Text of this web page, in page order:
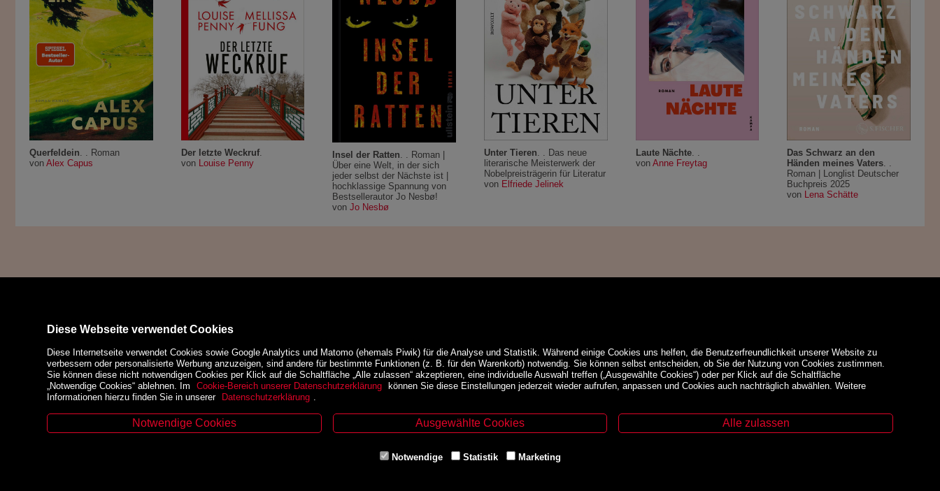
Querfeldein. . Roman
von Alex Capus
Der letzte Weckruf.
von Louise Penny
Insel der Ratten. . Roman |
Über eine Welt, in der sich
jeder selbst der Nächste ist |
hochklassige Spannung von
Bestsellerautor Jo Nesbø!
vonJo Nesbø
Unter Tieren. . Das neue
literarische Meisterwerk der
Nobelpreisträgerin für Literatur
von Elfriede Jelinek
Laute Nächte. .
von Anne Freytag
Das Schwarz an den
Händen meines Vaters. .
Roman | Longlist Deutscher
Buchpreis 2025
von Lena Schätte
Kontakt Zahlungsmethoden Service
Über Uns
Unsere Schwerpunkte
Diese Webseite verwendet Cookies
Diese Internetseite verwendet Cookies sowie Google Analytics und Matomo (ehemals Piwik) für die Analyse und Statistik. Während einige Cookies uns helfen, die Benutzerfreundlichkeit unserer Website zu
verbessern oder personalisierte Werbung anzuzeigen, sind andere für bestimmte Funktionen (z. B. für den Warenkorb) notwendig. Sie können selbst entscheiden, ob Sie der Nutzung von Cookies zustimmen.
Sie können diese nicht notwendigen Cookies per Klick auf die Schaltfläche „Alle zulassen“ akzeptieren, eine individuelle Auswahl treffen („Ausgewählte Cookies“) oder per Klick auf die Schaltfläche
„Notwendige Cookies“ ablehnen. Im
Cookie-Bereich unserer Datenschutzerklärung
können Sie diese Einstellungen jederzeit wieder aufrufen, anpassen und Cookies auch nachträglich abwählen. Weitere
Informationen hierzu finden Sie in unserer
Datenschutzerklärung
Notwendige Cookies Ausgewählte Cookies Alle zulassen
Notwendige Statistik Marketing